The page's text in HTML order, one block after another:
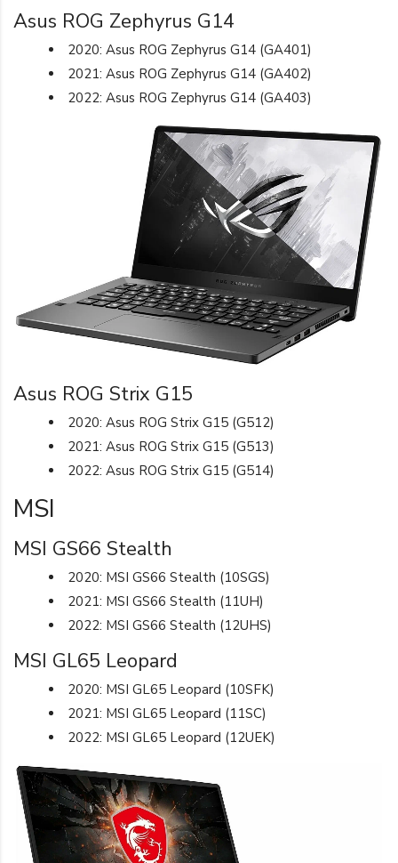
Asus ROG Zephyrus G14
2020: Asus ROG Zephyrus G14 (GA401)
2021: Asus ROG Zephyrus G14 (GA402)
2022: Asus ROG Zephyrus G14 (GA403)
Asus ROG Strix G15
2020: Asus ROG Strix G15 (G512)
2021: Asus ROG Strix G15 (G513)
2022: Asus ROG Strix G15 (G514)
MSI
MSI GS66 Stealth
2020: MSI GS66 Stealth (10SGS)
2021: MSI GS66 Stealth (11UH)
2022: MSI GS66 Stealth (12UHS)
MSI GL65 Leopard
2020: MSI GL65 Leopard (10SFK)
2021: MSI GL65 Leopard (11SC)
2022: MSI GL65 Leopard (12UEK)